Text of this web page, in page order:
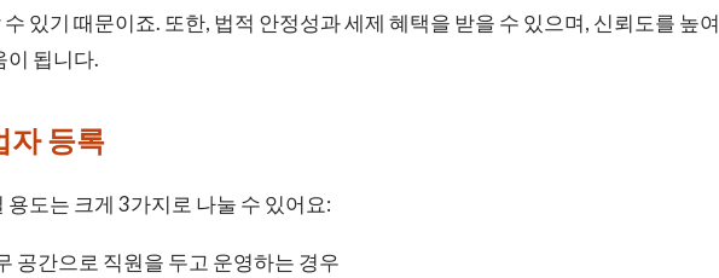
있기 때문이죠. 또한, 법적 안정성과 세제 혜택을 받을 수 있으며, 신뢰도를 높여
이 됩니다.
자 등록
도는 크게 3가지로 나눌 수 있어요:
공간으로 직원을 두고 운영하는 경우